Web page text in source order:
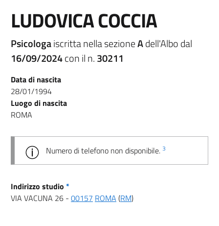
LUDOVICA COCCIA
Psicologaiscritta nella sezioneAdell'Albo dal
16/09/2024con il n.30211
Data di nascita
28/01/1994
Luogo di nascita
ROMA
Numero di telefono non disponibile. 3
Indirizzo studio *
VIA VACUNA 26 - 00157 ROMA (RM)